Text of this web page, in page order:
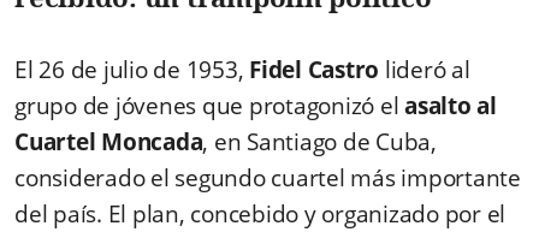
El 26 de julio de 1953, Fidel Castro lideró al
grupo de jóvenes que protagonizó elasalto al
Cuartel Moncada, en Santiago de Cuba,
considerado el segundo cuartel más importante
del país. El plan, concebido y organizado por el